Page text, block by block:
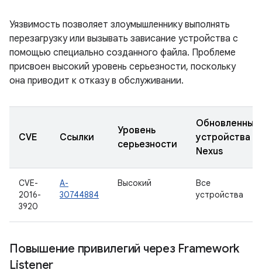
Уязвимость позволяет злоумышленнику выполнять
перезагрузку или вызывать зависание устройства с
помощью специально созданного файла. Проблеме
присвоен высокий уровень серьезности, поскольку
она приводит к отказу в обслуживании.
CVE Ссылки
Уровень
серьезности
Обновленные
устройства
Nexus
CVE-
2016-
3920
A-
30744884
Высокий
Все
устройства
Повышение привилегий через Framework
Listener